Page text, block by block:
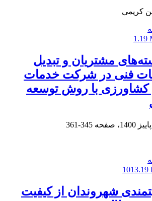
کریمی
1.19
مشتریان و تبدیل
فنی در شرکت خدمات
کشاورزی با روش توسعه
345-361
1013.19
شهروندان از کیفیت